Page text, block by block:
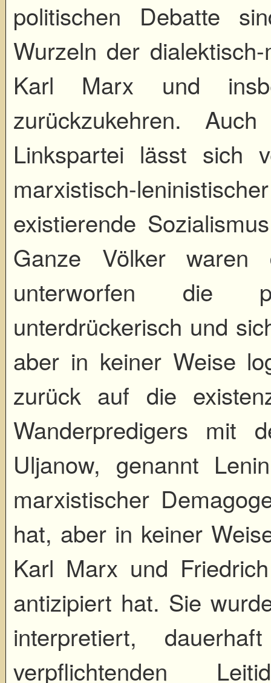
politischen Debatte
Wurzeln der
Karl Marx und
zurückzukehren.
Linkspartei lässt sich
marxistisch-
existierende
Ganze Völker waren
unterworfen die
unterdrückerisch und
aber in keiner Weise
zurück auf die
Wanderpredigers mit
Uljanow, genannt
marxistischer
hat, aber in keiner
Karl Marx und
antizipiert hat. Sie
interpretiert,
verpflichtenden